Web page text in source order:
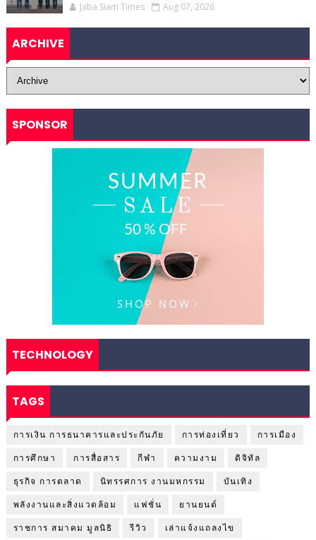
Jaba Siam Times Aug 07, 2026
ARCHIVE
SPONSOR
TECHNOLOGY
TAGS
การเงิน การธนาคารและประกันภัย การท่องเที่ยว
การเมือง
การศึกษา
การสื่อสาร กีฬา ความงาม
ดิจิทัล
ธุรกิจ การตลาด
นิทรรศการ งานมหกรรม
บันเทิง
พลังงานและสิ่งแวดล้อม
แฟชั่น
ยานยนต์
ราชการ สมาคม มูลนิธิ
รีวิว
เล่าแจ้งแถลงไข